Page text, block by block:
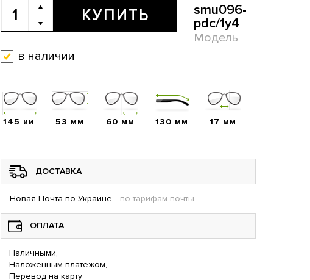
КУПИТЬ
smu096-
pdc/1y4
Модель
в наличии
145 ии 53 мм 60 мм 130 мм 17 мм
ДОСТАВКА
Новая Почта по Украине по тарифам почты
ОПЛАТА
Наличными,
Наложенным платежом,
Перевод на карту